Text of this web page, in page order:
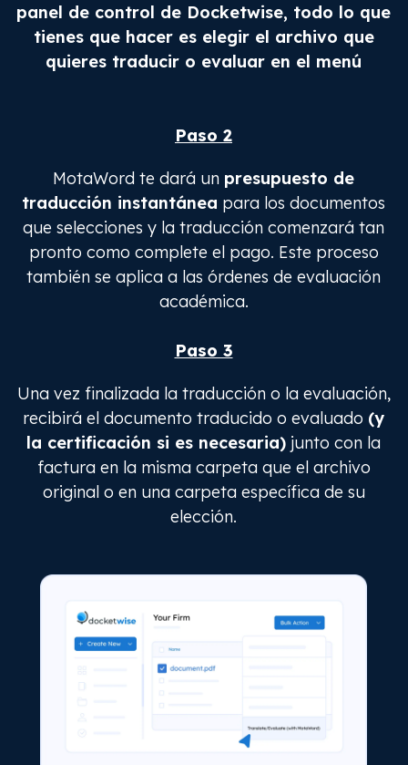
panel de control de Docketwise, todo lo que
tienes que hacer es elegir el archivo que
quieres traducir o evaluar en el menú
Paso 2
MotaWord te dará un presupuesto de
traducción instantánea para los documentos
que selecciones y la traducción comenzará tan
pronto como complete el pago. Este proceso
también se aplica a las órdenes de evaluación
académica.
Paso 3
Una vez finalizada la traducción o la evaluación,
recibirá el documento traducido o evaluado (y
la certificación si es necesaria) junto con la
factura en la misma carpeta que el archivo
original o en una carpeta específica de su
elección.